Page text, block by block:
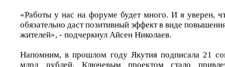
«Работы у нас на форуме будет много. И я уверен,
обязательно даст позитивный эффект в виде
жителей», - подчеркнул Айсен Николаев.
Напомним, в прошлом году Якутия подписала 21
млрд рублей. Ключевым проектом стало